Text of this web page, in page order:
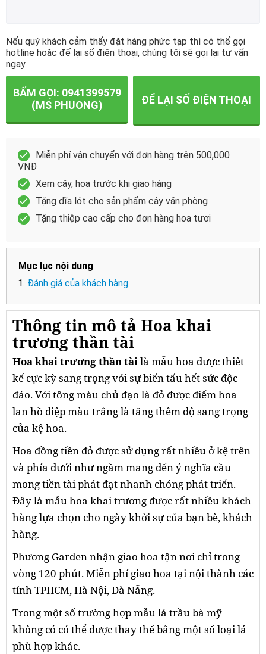
Nếu quý khách cảm thấy đặt hàng phức tạp thì có thể gọi
hotline hoặc để lại số điện thoại, chúng tôi sẽ gọi lại tư vấn
ngay.
BẤM GỌI: 0941399579
(MS PHUONG)
ĐỂ LẠI SỐ ĐIỆN THOẠI
Miễn phí vận chuyển với đơn hàng trên 500,000
VNĐ
Xem cây, hoa trước khi giao hàng
Tặng dĩa lót cho sản phẩm cây văn phòng
Tặng thiệp cao cấp cho đơn hàng hoa tươi
Mục lục nội dung
Đánh giá của khách hàng
Thông tin mô tả Hoa khai
trương thần tài
Hoa khai trương thần tàilà mẫu hoa được thiêt
kế cực kỳ sang trọng với sự biến tấu hết sức độc
đáo. Với tông màu chủ đạo là đỏ được điểm hoa
lan hồ điệp màu trắng là tăng thêm độ sang trọng
của kệ hoa.
Hoa đồng tiền đỏ được sử dụng rất nhiều ở kệ trên
và phía dưới như ngầm mang đến ý nghĩa cầu
mong tiền tài phát đạt nhanh chóng phát triển.
Đây là mẫu hoa khai trương được rất nhiều khách
hàng lựa chọn cho ngày khởi sự của bạn bè, khách
hàng.
Phương Garden nhận giao hoa tận nơi chỉ trong
vòng 120 phút. Miễn phí giao hoa tại nội thành các
tỉnh TPHCM, Hà Nội, Đà Nẵng.
Trong một số trường hợp mẫu lá trầu bà mỹ
không có có thể được thay thế bằng một số loại lá
phù hợp khác.